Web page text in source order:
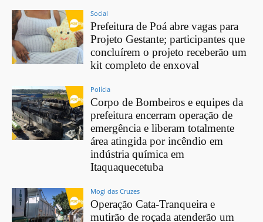
Social
Prefeitura de Poá abre vagas para
Projeto Gestante; participantes que
concluírem o projeto receberão um
kit completo de enxoval
Polícia
Corpo de Bombeiros e equipes da
prefeitura encerram operação de
emergência e liberam totalmente
área atingida por incêndio em
indústria química em
Itaquaquecetuba
Mogi das Cruzes
Operação Cata-Tranqueira e
mutirão de roçada atenderão um